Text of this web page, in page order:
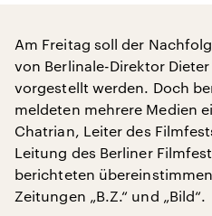
Am Freitag soll der
von Berlinale-Direktor
vorgestellt werden. Doch
meldeten mehrere Medien
Chatrian, Leiter des
Leitung des Berliner
berichteten
Zeitungen „B.Z.“ und „Bild“.